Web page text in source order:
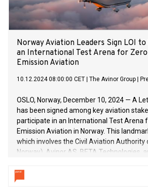
Norway Aviation Leaders Sign LOI
an International Test Arena for
Emission Aviation
10.12.2024 08:00:00 CET The Avinor Group
OSLO, Norway, December 10, 2024 — A
has been signed among key aviation
participate in an International Test Arena
Emission Aviation in Norway. This
which involves the Civil Aviation Authority
Norway), Avinor AS, BETA Technologies,
the parties’ shared commitment to